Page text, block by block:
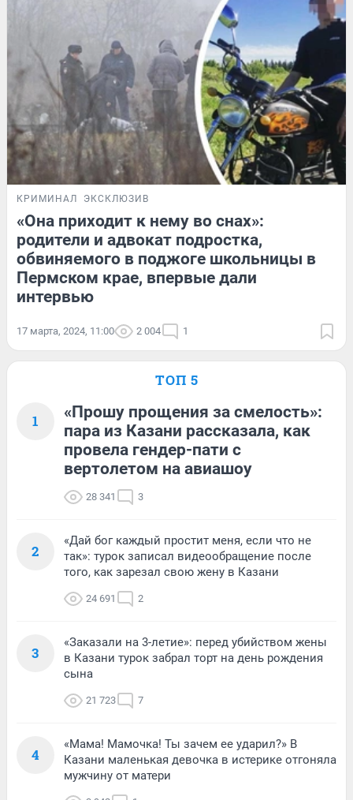
КРИМИНАЛ ЭКСКЛЮЗИВ
«Она приходит к нему во снах»:
родители и адвокат подростка,
обвиняемого в поджоге школьницы в
Пермском крае, впервые дали
интервью
17 марта, 2024, 11:00 2 004 1
ТОП 5
1
«Прошу прощения за смелость»:
пара из Казани рассказала, как
провела гендер-пати с
вертолетом на авиашоу
28 341 3
2
«Дай бог каждый простит меня, если что не
так»: турок записал видеообращение после
того, как зарезал свою жену в Казани
24 691 2
3
«Заказали на 3-летие»: перед убийством жены
в Казани турок забрал торт на день рождения
сына
21 723 7
4
«Мама! Мамочка! Ты зачем ее ударил?» В
Казани маленькая девочка в истерике отгоняла
мужчину от матери